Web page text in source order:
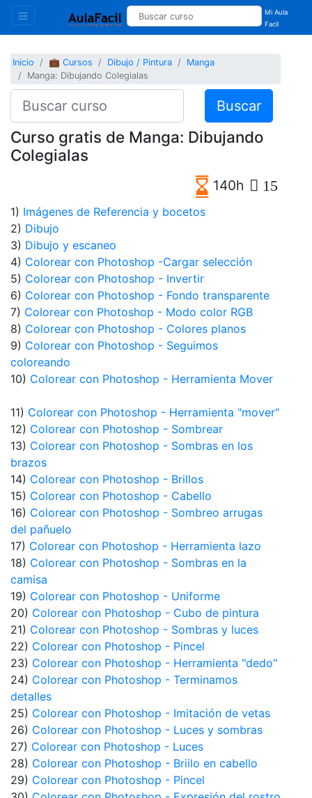
Mi Aula
Facil
Inicio 💼 Cursos Dibujo / Pintura
Manga
Manga: Dibujando Colegialas
Buscar
Curso gratis de Manga: Dibujando
Colegialas
140h 15
1) Imágenes de Referencia y bocetos
2) Dibujo
3) Dibujo y escaneo
4) Colorear con Photoshop -Cargar selección
5) Colorear con Photoshop - Invertir
6) Colorear con Photoshop - Fondo transparente
7) Colorear con Photoshop - Modo color RGB
8) Colorear con Photoshop - Colores planos
9) Colorear con Photoshop - Seguimos
coloreando
10) Colorear con Photoshop - Herramienta Mover
11) Colorear con Photoshop - Herramienta "mover"
12) Colorear con Photoshop - Sombrear
13) Colorear con Photoshop - Sombras en los
brazos
14) Colorear con Photoshop - Brillos
15) Colorear con Photoshop - Cabello
16) Colorear con Photoshop - Sombreo arrugas
del pañuelo
17) Colorear con Photoshop - Herramienta lazo
18) Colorear con Photoshop - Sombras en la
camisa
19) Colorear con Photoshop - Uniforme
20) Colorear con Photoshop - Cubo de pintura
21) Colorear con Photoshop - Sombras y luces
22) Colorear con Photoshop - Pincel
23) Colorear con Photoshop - Herramienta "dedo"
24) Colorear con Photoshop - Terminamos
detalles
25) Colorear con Photoshop - Imitación de vetas
26) Colorear con Photoshop - Luces y sombras
27) Colorear con Photoshop - Luces
28) Colorear con Photoshop - Briilo en cabello
29) Colorear con Photoshop - Pincel